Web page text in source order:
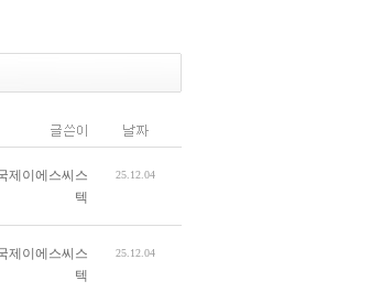
제이에스씨스
텍
25.12.04
제이에스씨스
텍
25.12.04